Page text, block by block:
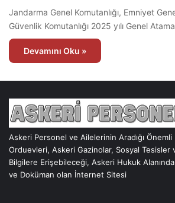
Jandarma Genel Komutanlığı, Emniyet
Güvenlik Komutanlığı 2025 yılı Genel
Devamını Oku »
Askeri Personel ve Ailelerinin Aradığı
Orduevleri, Askeri Gazinolar, Sosyal Tesisler
Bilgilere Erişebileceği, Askeri Hukuk
ve Doküman olan İnternet Sitesi